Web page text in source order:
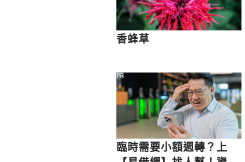
香蜂草
臨時需要小額週轉？上
PR